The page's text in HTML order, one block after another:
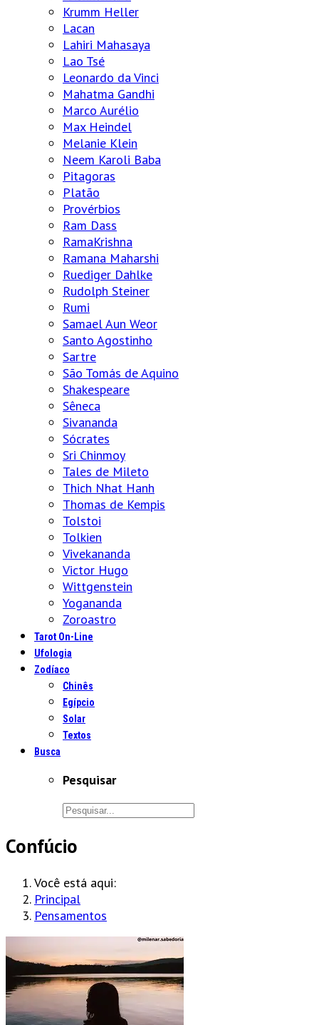
Krumm Heller
Lacan
Lahiri Mahasaya
Lao Tsé
Leonardo da Vinci
Mahatma Gandhi
Marco Aurélio
Max Heindel
Melanie Klein
Neem Karoli Baba
Pitagoras
Platão
Provérbios
Ram Dass
RamaKrishna
Ramana Maharshi
Ruediger Dahlke
Rudolph Steiner
Rumi
Samael Aun Weor
Santo Agostinho
Sartre
São Tomás de Aquino
Shakespeare
Sêneca
Sivananda
Sócrates
Sri Chinmoy
Tales de Mileto
Thich Nhat Hanh
Thomas de Kempis
Tolstoi
Tolkien
Vivekananda
Victor Hugo
Wittgenstein
Yogananda
Zoroastro
Tarot On-Line
Ufologia
Zodíaco
Chinês
Egípcio
Solar
Textos
Busca
Pesquisar
Confúcio
Você está aqui:
Principal
Pensamentos